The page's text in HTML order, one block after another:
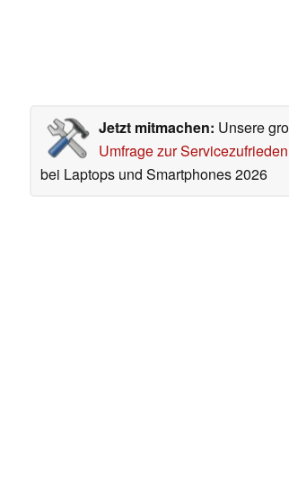
Jetzt mitmachen: Unsere
Umfrage zur
bei Laptops und Smartphones 2026